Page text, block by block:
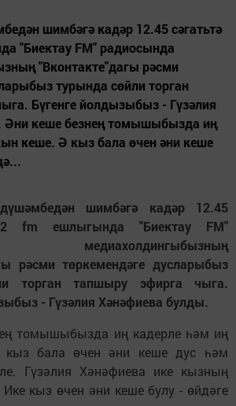
шимбәгә кадәр 12.45 сәгатьтә
"Биектау FM" радиосында
"Вконтакте"дагы рәсми
турында сөйли торган
Бүгенге йолдызыбыз - Гүзәлия
Әни кеше безнең томышыбызда иң
кеше. Ә кыз бала өчен әни кеше
шимбәгә кадәр 12.45
fm ешлыгында "Биектау FM"
медиахолдингыбызның
рәсми төркемендәге дусларыбыз
торган тапшыру эфирга чыга.
- Гүзәлия Хәнәфиева булды.
томышыбызда иң кадерле һәм иң
бала өчен әни кеше дус һәм
Гүзәлия Хәнәфиева ике кызның
Ике кыз өчен әни кеше булу - өйдәге